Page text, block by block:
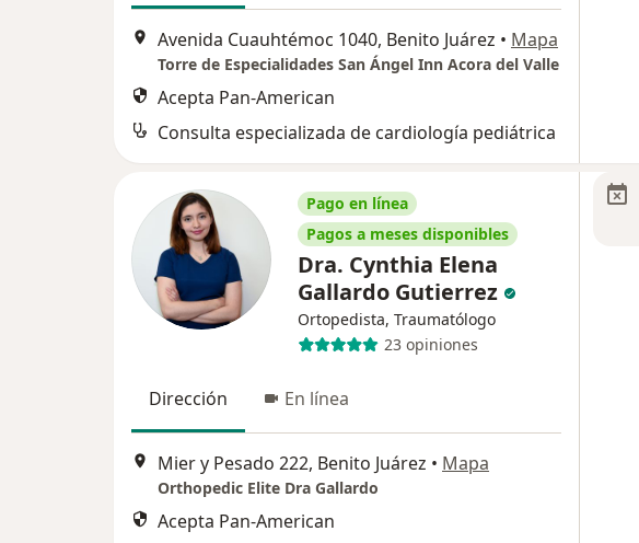
Avenida Cuauhtémoc 1040, Benito Juárez • Mapa
Torre de Especialidades San Ángel Inn Acora del Valle
Acepta Pan-American
Consulta especializada de cardiología pediátrica
Pago en línea
Pagos a meses disponibles
Dra. Cynthia Elena
Gallardo Gutierrez
Ortopedista, Traumatólogo
23 opiniones
Dirección En línea
Mier y Pesado 222, Benito Juárez • Mapa
Orthopedic Elite Dra Gallardo
Acepta Pan-American